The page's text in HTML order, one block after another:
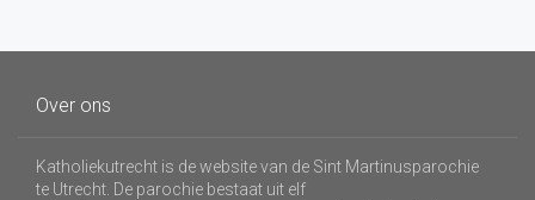
Over ons
Katholiekutrecht is de website van de Sint Martinusparochie
te Utrecht. De parochie bestaat uit elf